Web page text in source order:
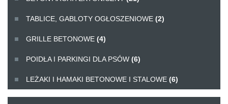
TABLICE, GABLOTY OGŁOSZENIOWE (2)
GRILLE BETONOWE (4)
POIDŁA I PARKINGI DLA PSÓW (6)
LEŻAKI I HAMAKI BETONOWE I STALOWE (6)